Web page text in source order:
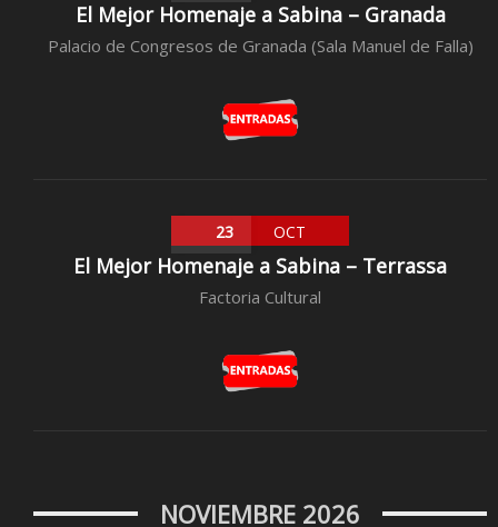
El Mejor Homenaje a Sabina – Granada
Palacio de Congresos de Granada (Sala Manuel de Falla)
23 OCT
El Mejor Homenaje a Sabina – Terrassa
Factoria Cultural
NOVIEMBRE 2026